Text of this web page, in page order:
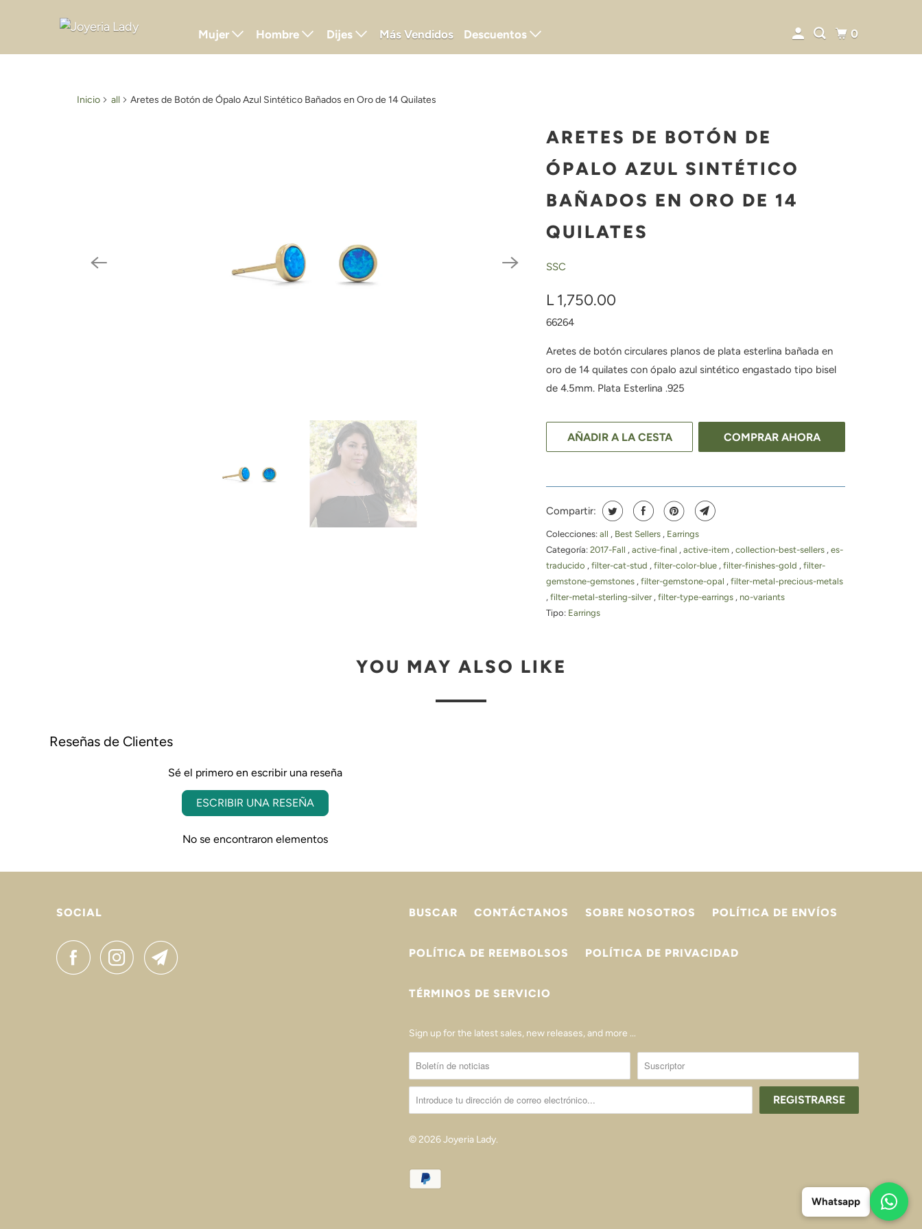
Mujer Hombre Dijes Más Vendidos Descuentos 0
Inicio all Aretes de Botón de Ópalo Azul Sintético Bañados en Oro de 14 Quilates
ARETES DE BOTÓN DE
ÓPALO AZUL SINTÉTICO
BAÑADOS EN ORO DE 14
QUILATES
SSC
L 1,750.00
66264
Aretes de botón circulares planos de plata esterlina bañada en
oro de 14 quilates con ópalo azul sintético engastado tipo bisel
de 4.5mm. Plata Esterlina .925
AÑADIR A LA CESTA COMPRAR AHORA
Compartir:
Colecciones: all , Best Sellers , Earrings
Categoría: 2017-Fall , active-final , active-item , collection-best-sellers , es-
traducido , filter-cat-stud , filter-color-blue , filter-finishes-gold , filter-
gemstone-gemstones , filter-gemstone-opal , filter-metal-precious-metals
, filter-metal-sterling-silver , filter-type-earrings , no-variants
Tipo: Earrings
YOU MAY ALSO LIKE
Reseñas de Clientes
Sé el primero en escribir una reseña
ESCRIBIR UNA RESEÑA
No se encontraron elementos
SOCIAL BUSCAR CONTÁCTANOS SOBRE NOSOTROS POLÍTICA DE ENVÍOS
POLÍTICA DE REEMBOLSOS POLÍTICA DE PRIVACIDAD
TÉRMINOS DE SERVICIO
Sign up for the latest sales, new releases, and more ...
© 2026Joyeria Lady.
Whatsapp